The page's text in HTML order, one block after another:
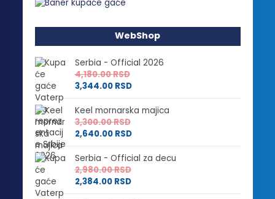
WebShop
Serbia - Official 2026
4,180.00RSD
3,344.00 RSD
Keel mornarska majica
3,300.00RSD
2,640.00 RSD
Serbia - Official za decu
2,980.00RSD
2,384.00 RSD